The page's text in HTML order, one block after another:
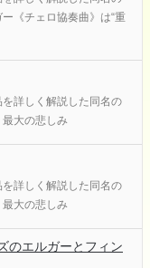
《チェロ協奏曲》は“重
詳しく解説した同名の
大の悲しみ
詳しく解説した同名の
大の悲しみ
のエルガーとフィン